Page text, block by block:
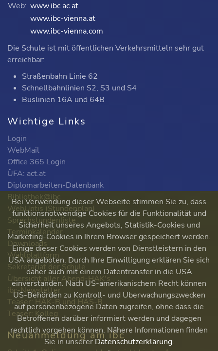
Web: www.ibc.ac.at
www.ibc-vienna.at
www.ibc-vienna.com
Die Schule ist mit öffentlichen Verkehrsmitteln sehr gut
erreichbar:
Straßenbahn Linie 62
Schnellbahnlinien S2, S3 und S4
Buslinien 16A und 64B
Wichtige Links
Login
WebMail
Office 365 Login
ÜFA: act.at
Diplomarbeiten-Datenbank
Bibliothek@ibc
WebUntis (Stundenplan)
Sprechstundenliste
Terminkalender
Downloads
Wahlplattform
Sekretariat der Schule
Übersicht aller Abend-HAK's
ibc-Newsletter
Teaser: HAK-B und HAS-B
Teaser: Kolleg
Neuanmeldung am ibc
Bei Verwendung dieser Webseite stimmen Sie zu, dass
funktionsnotwendige Cookies für die Funktionalität und
Sicherheit unseres Angebots, Statistik-Cookies und
Marketing-Cookies in Ihrem Browser gespeichert werden.
Einige dieser Cookies werden von Dienstleistern in den
USA angeboten. Durch Ihre Einwilligung erklären Sie sich
daher auch mit einem Datentransfer in die USA
einverstanden. Nach US-amerikanischem Recht können
US-Behörden zu Kontroll- und Überwachungszwecken
auf personenbezogene Daten zugreifen, ohne dass die
Betroffenen darüber informiert werden und dagegen
rechtlich vorgehen können. Nähere Informationen finden
Sie in unsererDatenschutzerklärung.